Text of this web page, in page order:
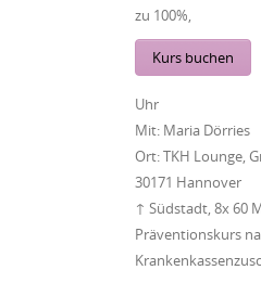
zu 100%,
Kurs buchen
Uhr
Mit: Maria Dörries
Ort:TKH Lounge,
30171 Hannover
↑ Südstadt, 8x 60
Präventionskurs